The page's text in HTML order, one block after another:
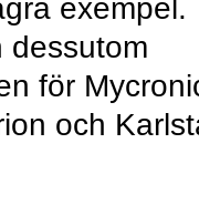
exempel.
dessutom
för
och